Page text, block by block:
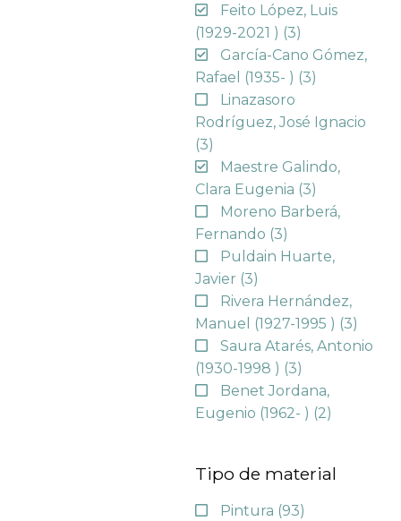
Feito López, Luis
(1929-2021 ) (3)
García-Cano Gómez,
Rafael (1935- ) (3)
Linazasoro
Rodríguez, José Ignacio
(3)
Maestre Galindo,
Clara Eugenia (3)
Moreno Barberá,
Fernando (3)
Puldain Huarte,
Javier (3)
Rivera Hernández,
Manuel (1927-1995 ) (3)
Saura Atarés, Antonio
(1930-1998 ) (3)
Benet Jordana,
Eugenio (1962- ) (2)
Tipo de material
Pintura (93)